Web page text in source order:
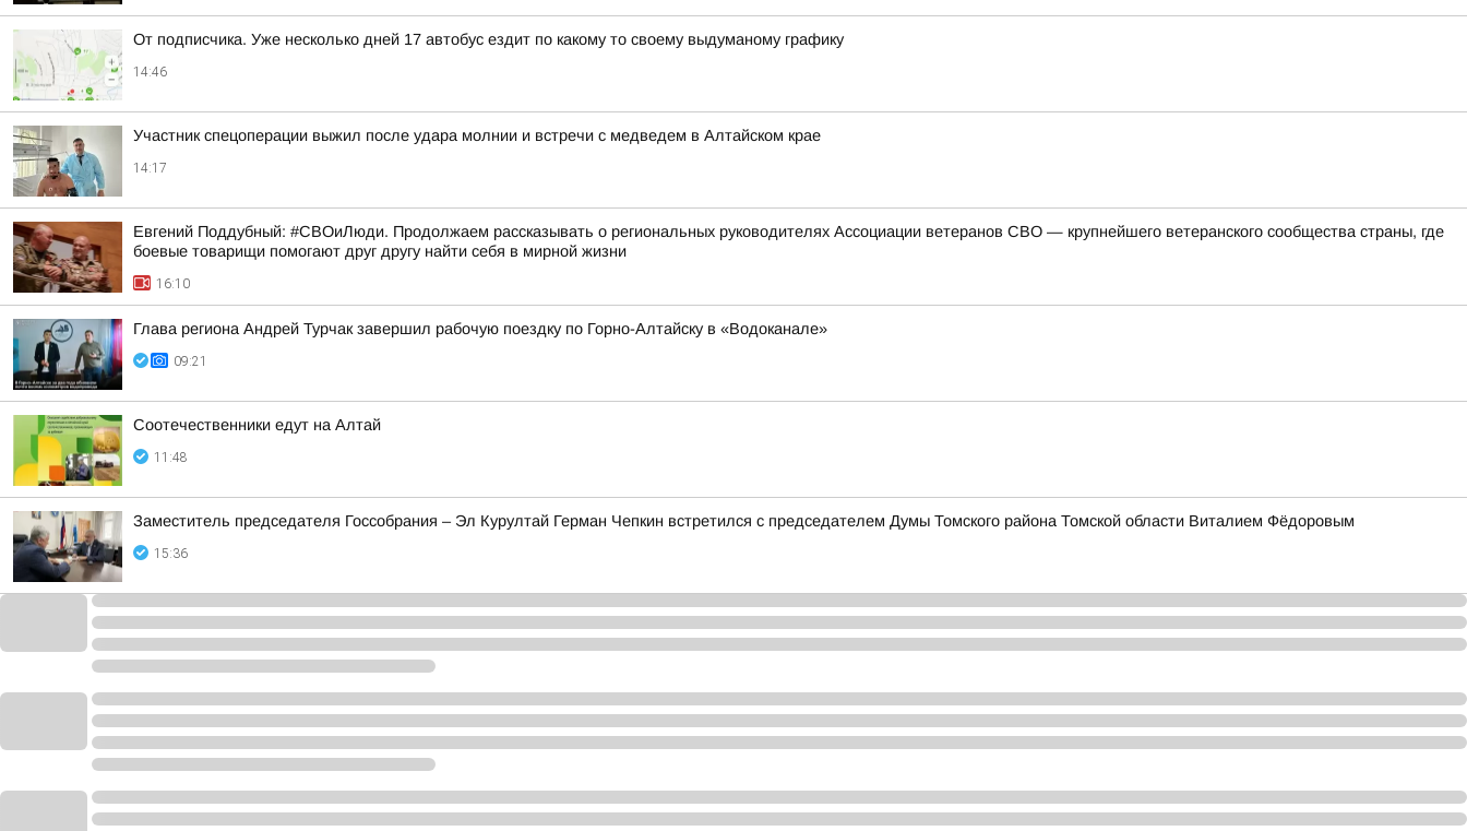
От подписчика. Уже несколько дней 17 автобус ездит по какому то своему выдуманому графику
14:46
Участник спецоперации выжил после удара молнии и встречи с медведем в Алтайском крае
14:17
Евгений Поддубный: #СВОиЛюди. Продолжаем рассказывать о региональных руководителях Ассоциации ветеранов СВО — крупнейшего ветеранского сообщества страны, где
боевые товарищи помогают друг другу найти себя в мирной жизни
16:10
Глава региона Андрей Турчак завершил рабочую поездку по Горно-Алтайску в «Водоканале»
09:21
Соотечественники едут на Алтай
11:48
Заместитель председателя Госсобрания – Эл Курултай Герман Чепкин встретился с председателем Думы Томского района Томской области Виталием Фёдоровым
15:36